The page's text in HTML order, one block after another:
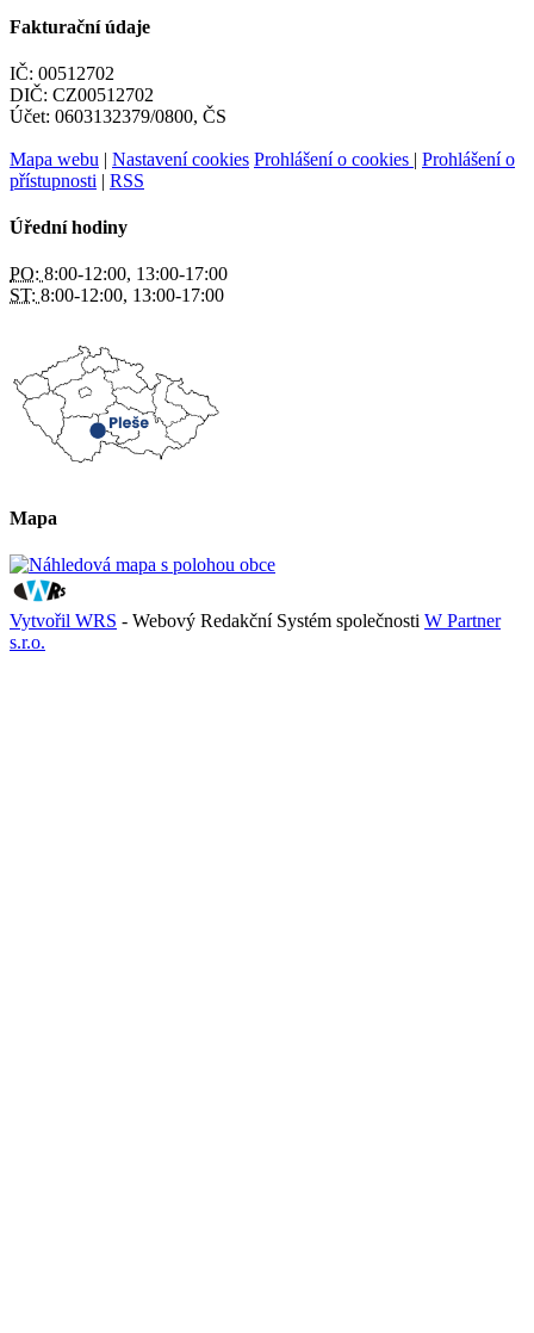
Fakturační údaje
IČ: 00512702
DIČ: CZ00512702
Účet: 0603132379/0800, ČS
Mapa webu | Nastavení cookies Prohlášení o cookies | Prohlášení o
přístupnosti | RSS
Úřední hodiny
PO: 8:00-12:00, 13:00-17:00
ST: 8:00-12:00, 13:00-17:00
Mapa
Vytvořil WRS - Webový Redakční Systém společnosti W Partner
s.r.o.